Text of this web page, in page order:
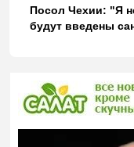
Посол Чехии: "Я
будут введены